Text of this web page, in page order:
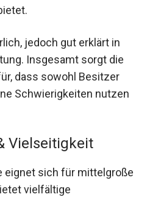
jedoch gut erklärt in
Insgesamt sorgt die
dass sowohl Besitzer
Schwierigkeiten nutzen
Vielseitigkeit
eignet sich für mittelgroße
vielfältige